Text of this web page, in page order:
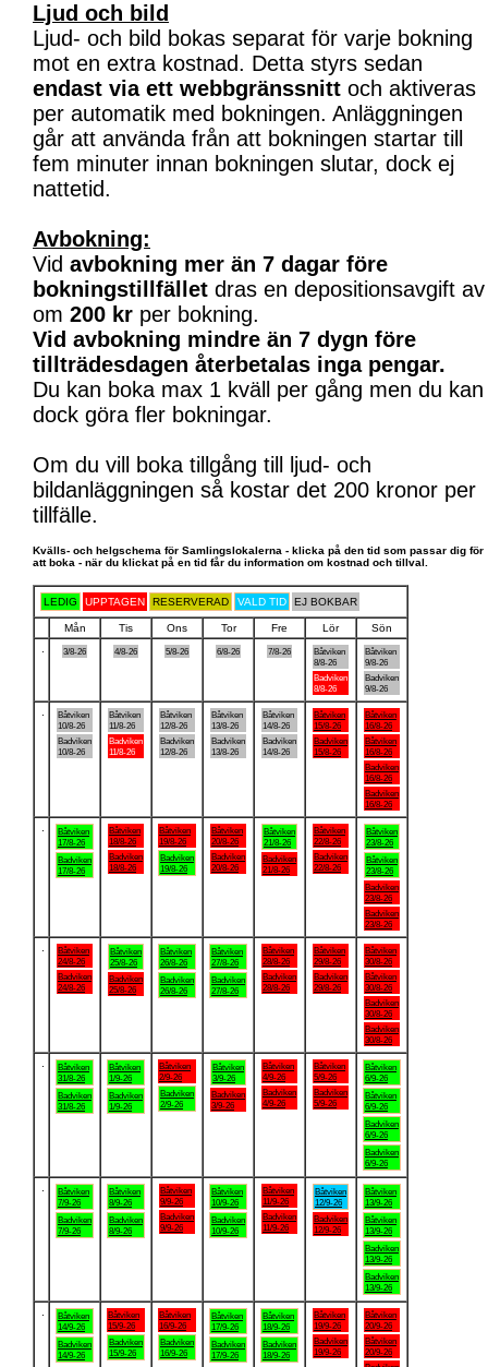
Ljud och bild
Ljud- och bild bokas separat för varje bokning
mot en extra kostnad. Detta styrs sedan
endast via ett webbgränssnitt och aktiveras
per automatik med bokningen. Anläggningen
går att använda från att bokningen startar till
fem minuter innan bokningen slutar, dock ej
nattetid.
Avbokning:
Vid avbokning mer än 7 dagar före
bokningstillfället dras en depositionsavgift av
om 200 kr per bokning.
Vid avbokning mindre än 7 dygn före
tillträdesdagen återbetalas inga pengar.
Du kan boka max 1 kväll per gång men du kan
dock göra fler bokningar.
Om du vill boka tillgång till ljud- och
bildanläggningen så kostar det 200 kronor per
tillfälle.
Kvälls- och helgschema för Samlingslokalerna - klicka på den tid som passar dig för
att boka - när du klickat på en tid får du information om kostnad och tillval.
LEDIG UPPTAGEN RESERVERAD VALD TID EJ BOKBAR
Mån Tis Ons Tor Fre Lör
Sön
3/8-26 4/8-26 5/8-26 6/8-26 7/8-26
Båtviken
8/8-26
Badviken
8/8-26
Båtviken
9/8-26
Badviken
9/8-26
Båtviken
10/8-26
Badviken
10/8-26
Båtviken
11/8-26
Badviken
11/8-26
Båtviken
12/8-26
Badviken
12/8-26
Båtviken
13/8-26
Badviken
13/8-26
Båtviken
14/8-26
Badviken
14/8-26
Båtviken
15/8-26
Badviken
15/8-26
Båtviken
16/8-26
Båtviken
16/8-26
Badviken
16/8-26
Badviken
16/8-26
Båtviken
17/8-26
Badviken
17/8-26
Båtviken
18/8-26
Badviken
18/8-26
Båtviken
19/8-26
Badviken
19/8-26
Båtviken
20/8-26
Badviken
20/8-26
Båtviken
21/8-26
Badviken
21/8-26
Båtviken
22/8-26
Badviken
22/8-26
Båtviken
23/8-26
Båtviken
23/8-26
Badviken
23/8-26
Badviken
23/8-26
Båtviken
24/8-26
Badviken
24/8-26
Båtviken
25/8-26
Badviken
25/8-26
Båtviken
26/8-26
Badviken
26/8-26
Båtviken
27/8-26
Badviken
27/8-26
Båtviken
28/8-26
Badviken
28/8-26
Båtviken
29/8-26
Badviken
29/8-26
Båtviken
30/8-26
Båtviken
30/8-26
Badviken
30/8-26
Badviken
30/8-26
Båtviken
31/8-26
Badviken
31/8-26
Båtviken
1/9-26
Badviken
1/9-26
Båtviken
2/9-26
Badviken
2/9-26
Båtviken
3/9-26
Badviken
3/9-26
Båtviken
4/9-26
Badviken
4/9-26
Båtviken
5/9-26
Badviken
5/9-26
Båtviken
6/9-26
Båtviken
6/9-26
Badviken
6/9-26
Badviken
6/9-26
Båtviken
7/9-26
Badviken
7/9-26
Båtviken
8/9-26
Badviken
8/9-26
Båtviken
9/9-26
Badviken
9/9-26
Båtviken
10/9-26
Badviken
10/9-26
Båtviken
11/9-26
Badviken
11/9-26
Båtviken
12/9-26
Badviken
12/9-26
Båtviken
13/9-26
Båtviken
13/9-26
Badviken
13/9-26
Badviken
13/9-26
Båtviken
14/9-26
Badviken
14/9-26
Båtviken
15/9-26
Badviken
15/9-26
Båtviken
16/9-26
Badviken
16/9-26
Båtviken
17/9-26
Badviken
17/9-26
Båtviken
18/9-26
Badviken
18/9-26
Båtviken
19/9-26
Badviken
19/9-26
Båtviken
20/9-26
Båtviken
20/9-26